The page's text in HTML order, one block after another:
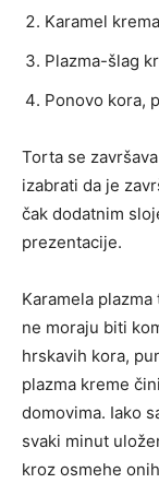
Karamel
Plazma-šlag
Ponovo kora,
Torta se
izabrati da je
čak dodatnim
prezentacije.
Karamela
ne moraju biti
hrskavih kora,
plazma kreme
domovima. Iako
svaki minut
kroz osmehe